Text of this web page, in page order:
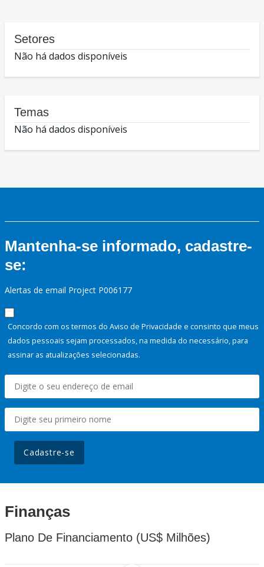
Setores
Não há dados disponíveis
Temas
Não há dados disponíveis
Mantenha-se informado, cadastre-
se:
Alertas de email Project P006177
Concordo com os termos do Aviso de Privacidade e consinto que meus
dados pessoais sejam processados, na medida do necessário, para
assinar as atualizações selecionadas.
Cadastre-se
Finanças
Plano De Financiamento (US$ Milhões)